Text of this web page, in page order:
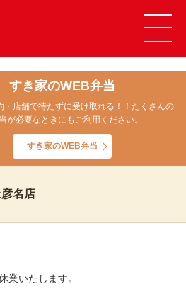
すき家のWEB弁当
・店舗で待たずに受け取れる！！たくさんの
が必要なときにもご利用ください。
すき家のWEB弁当
名店
業いたします。